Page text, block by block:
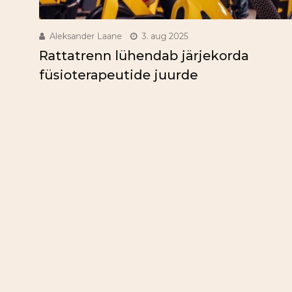
Aleksander Laane 3. aug 2025
Rattatrenn lühendab järjekorda
füsioterapeutide juurde